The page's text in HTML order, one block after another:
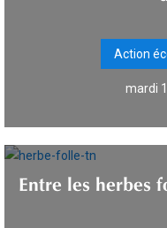
Action
mardi
Entre les herbes